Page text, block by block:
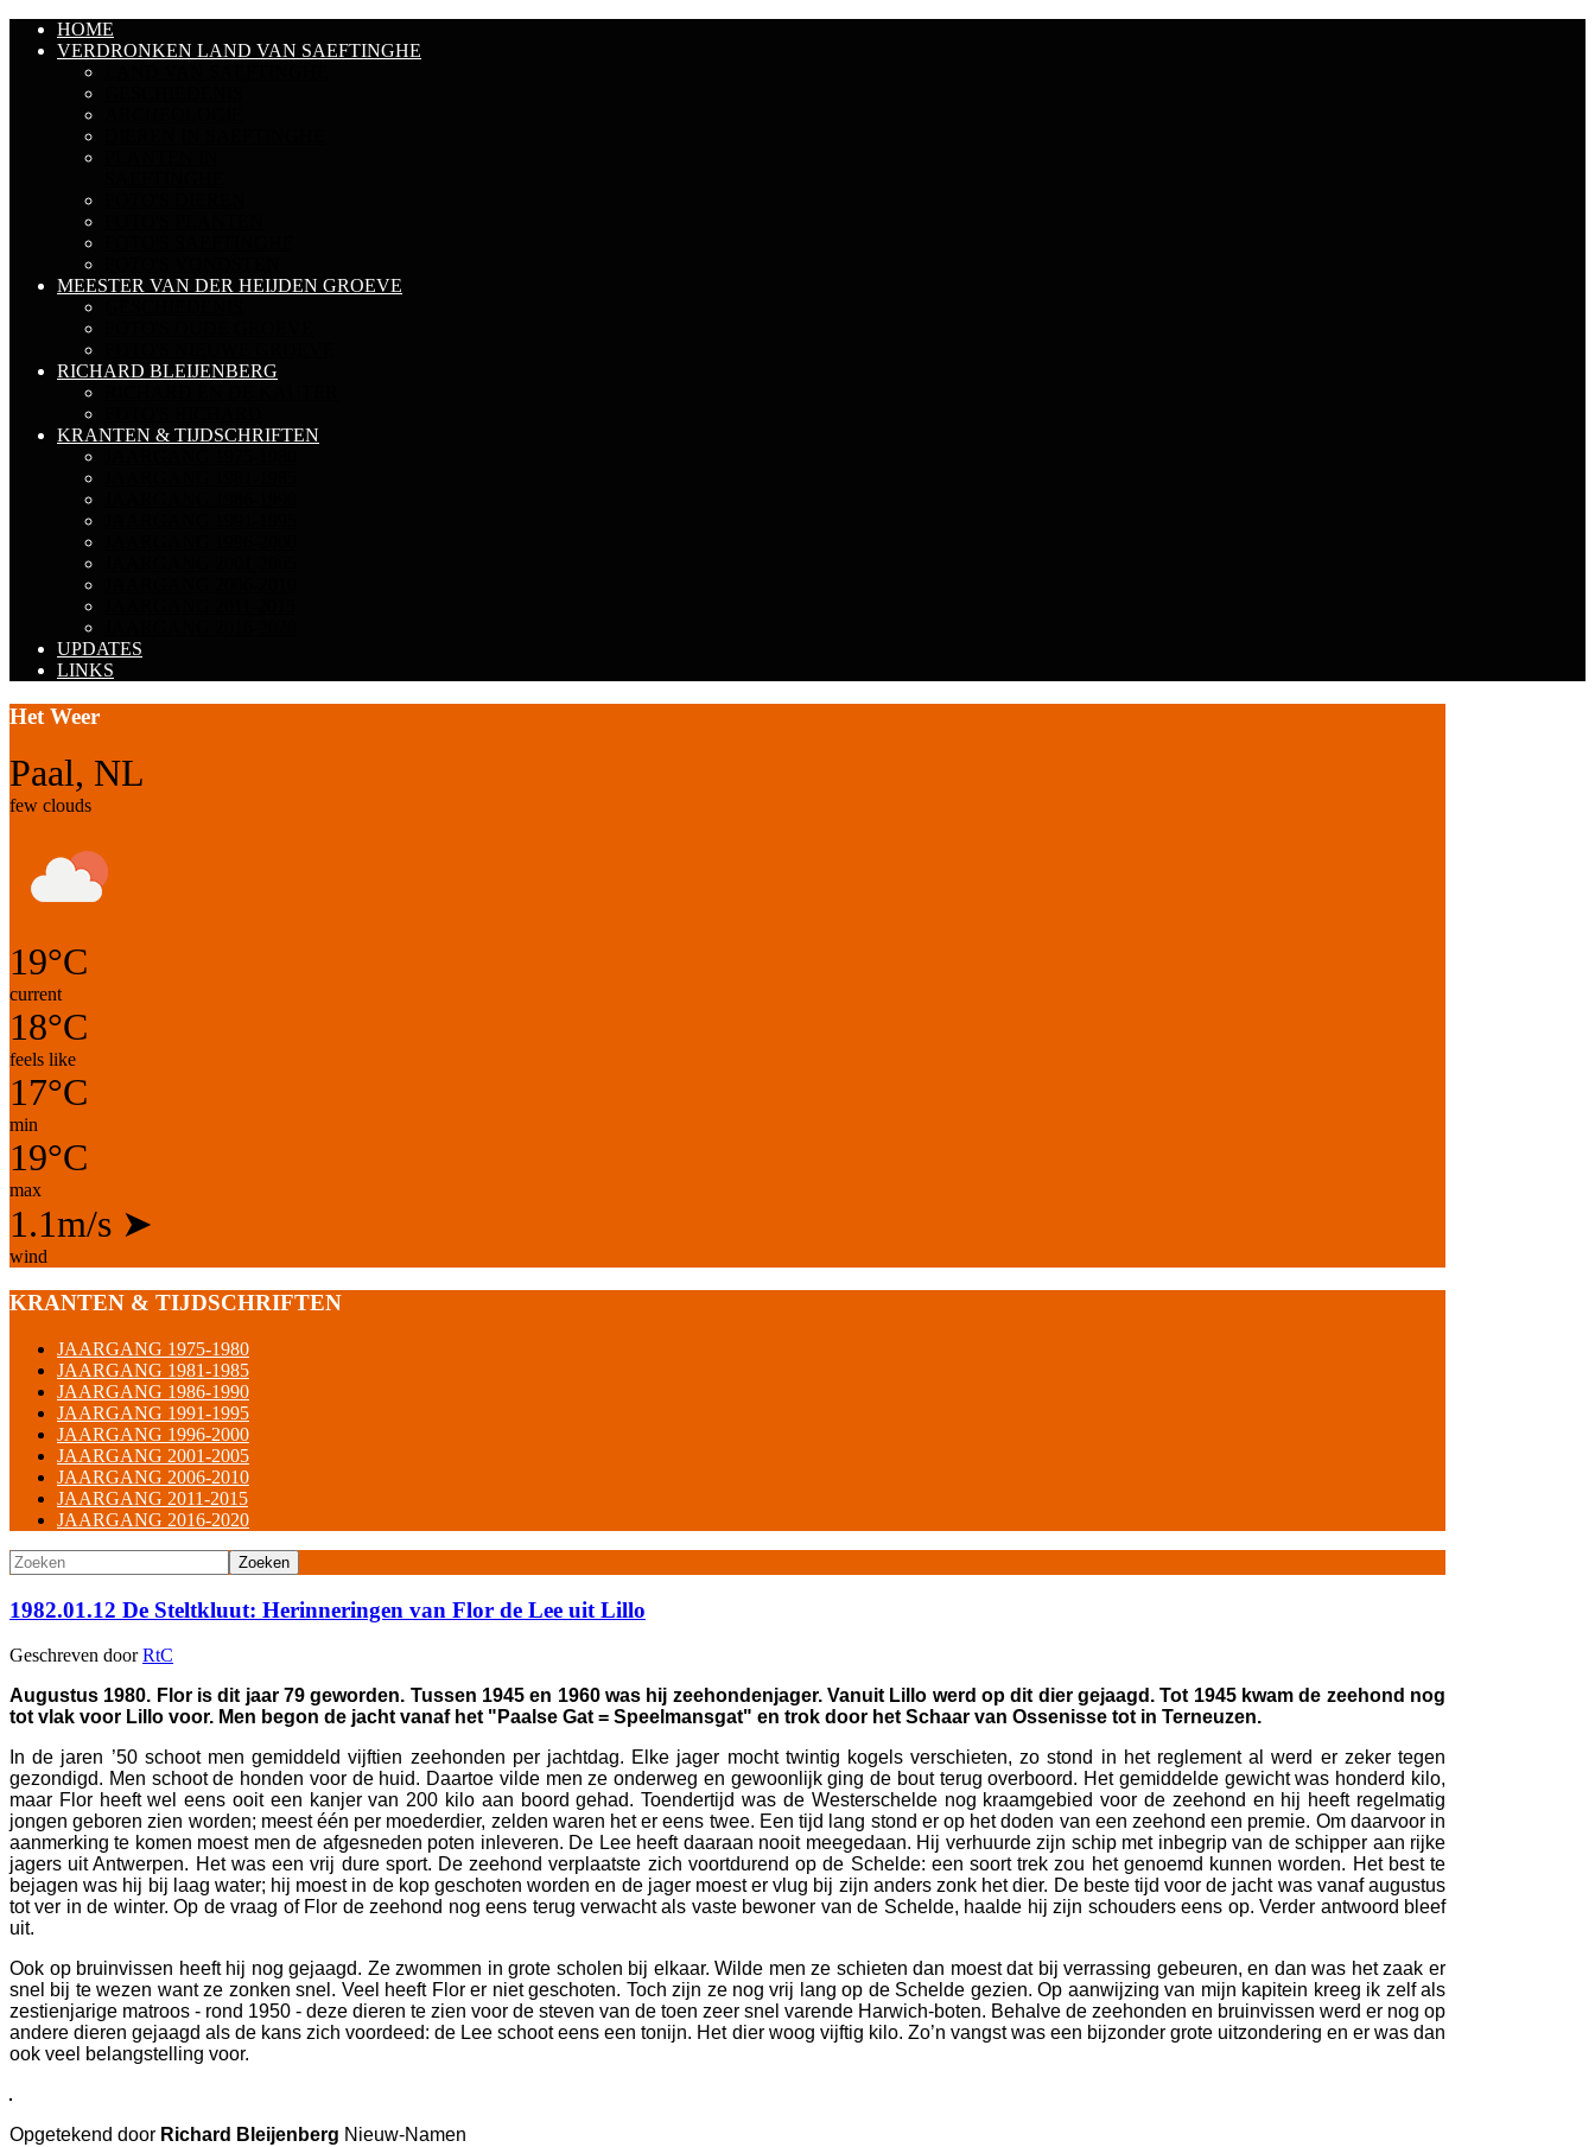
HOME
VERDRONKEN LAND VAN SAEFTINGHE
MEESTER VAN DER HEIJDEN GROEVE
RICHARD BLEIJENBERG
KRANTEN & TIJDSCHRIFTEN
UPDATES
LINKS
Het Weer
Paal, NL
few clouds
19°C
current
18°C
feels like
17°C
min
19°C
max
1.1m/s ➤
wind
KRANTEN & TIJDSCHRIFTEN
JAARGANG 1975-1980
JAARGANG 1981-1985
JAARGANG 1986-1990
JAARGANG 1991-1995
JAARGANG 1996-2000
JAARGANG 2001-2005
JAARGANG 2006-2010
JAARGANG 2011-2015
JAARGANG 2016-2020
Zoeken
1982.01.12 De Steltkluut: Herinneringen van Flor de Lee uit Lillo
Geschreven doorRtC
Augustus 1980. Flor is dit jaar 79 geworden. Tussen 1945 en 1960 was hij zeehondenjager. Vanuit Lillo werd op dit dier gejaagd. Tot 1945 kwam de zeehond nog
tot vlak voor Lillo voor. Men begon de jacht vanaf het "Paalse Gat = Speelmansgat" en trok door het Schaar van Ossenisse tot in Terneuzen.
In de jaren ’50 schoot men gemiddeld vijftien zeehonden per jachtdag. Elke jager mocht twintig kogels verschieten, zo stond in het reglement al werd er zeker tegen
gezondigd. Men schoot de honden voor de huid. Daartoe vilde men ze onderweg en gewoonlijk ging de bout terug overboord. Het gemiddelde gewicht was honderd kilo,
maar Flor heeft wel eens ooit een kanjer van 200 kilo aan boord gehad. Toendertijd was de Westerschelde nog kraamgebied voor de zeehond en hij heeft regelmatig
jongen geboren zien worden; meest één per moederdier, zelden waren het er eens twee. Een tijd lang stond er op het doden van een zeehond een premie. Om daarvoor in
aanmerking te komen moest men de afgesneden poten inleveren. De Lee heeft daaraan nooit meegedaan. Hij verhuurde zijn schip met inbegrip van de schipper aan rijke
jagers uit Antwerpen. Het was een vrij dure sport. De zeehond verplaatste zich voortdurend op de Schelde: een soort trek zou het genoemd kunnen worden. Het best te
bejagen was hij bij laag water; hij moest in de kop geschoten worden en de jager moest er vlug bij zijn anders zonk het dier. De beste tijd voor de jacht was vanaf augustus
tot ver in de winter. Op de vraag of Flor de zeehond nog eens terug verwacht als vaste bewoner van de Schelde, haalde hij zijn schouders eens op. Verder antwoord bleef
uit.
Ook op bruinvissen heeft hij nog gejaagd. Ze zwommen in grote scholen bij elkaar. Wilde men ze schieten dan moest dat bij verrassing gebeuren, en dan was het zaak er
snel bij te wezen want ze zonken snel. Veel heeft Flor er niet geschoten. Toch zijn ze nog vrij lang op de Schelde gezien. Op aanwijzing van mijn kapitein kreeg ik zelf als
zestienjarige matroos - rond 1950 - deze dieren te zien voor de steven van de toen zeer snel varende Harwich-boten. Behalve de zeehonden en bruinvissen werd er nog op
andere dieren gejaagd als de kans zich voordeed: de Lee schoot eens een tonijn. Het dier woog vijftig kilo. Zo’n vangst was een bijzonder grote uitzondering en er was dan
ook veel belangstelling voor.
Opgetekend door Richard Bleijenberg Nieuw-Namen